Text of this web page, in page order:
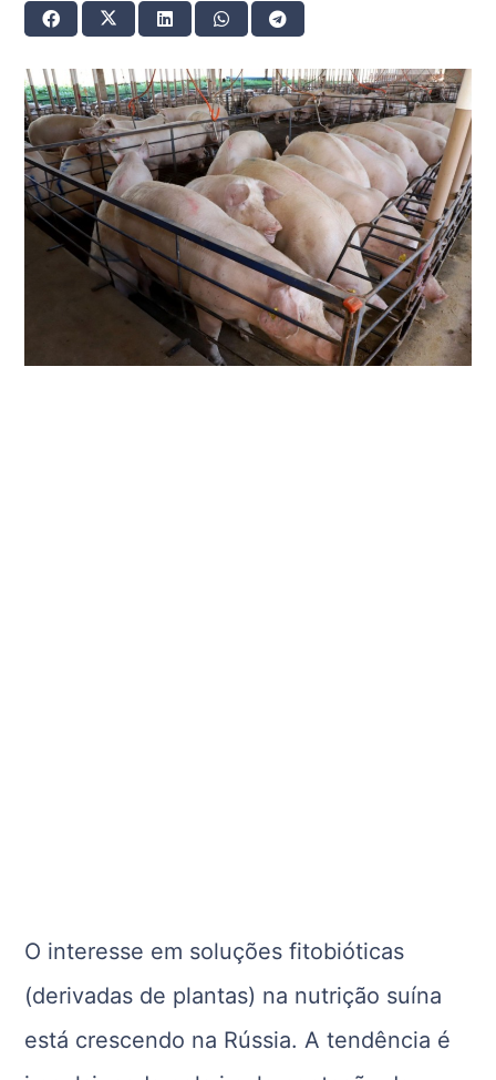
O interesse em soluções fitobióticas
(derivadas de plantas) na nutrição suína
está crescendo na Rússia. A tendência é